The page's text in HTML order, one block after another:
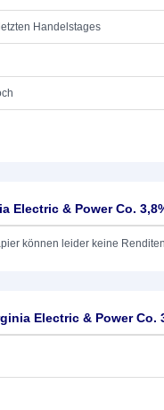
Handelstages
Electric & Power Co.
können leider keine
Electric & Power Co.